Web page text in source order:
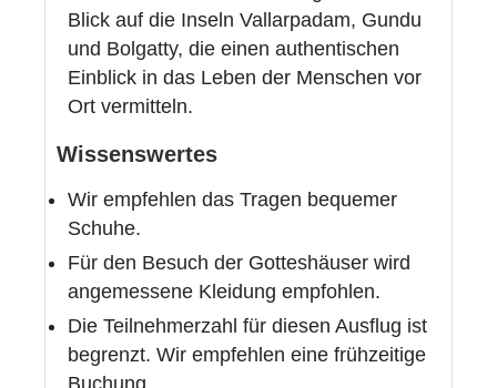
Blick auf die Inseln Vallarpadam, Gundu
und Bolgatty, die einen authentischen
Einblick in das Leben der Menschen vor
Ort vermitteln.
Wissenswertes
Wir empfehlen das Tragen bequemer
Schuhe.
Für den Besuch der Gotteshäuser wird
angemessene Kleidung empfohlen.
Die Teilnehmerzahl für diesen Ausflug ist
begrenzt. Wir empfehlen eine frühzeitige